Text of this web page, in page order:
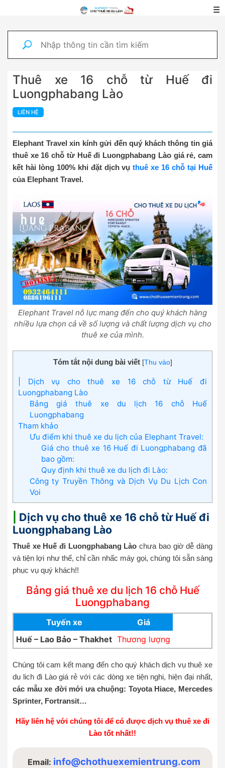
☰
Thuê xe 16 chỗ từ Huế đi
Luongphabang Lào
LIÊN HỆ
Elephant Travel xin kính gửi đến quý khách thông tin giá
thuê xe 16 chỗ từ Huế đi Luongphabang Lào giá rẻ, cam
kết hài lòng 100% khi đặt dịch vụthuê xe 16 chỗ tại Huế
của Elephant Travel.
Elephant Travel nỗ lực mang đến cho quý khách hàng
nhiều lựa chọn cả về số lượng và chất lượng dịch vụ cho
thuê xe của mình.
Tóm tắt nội dung bài viết [Thu vào]
| Dịch vụ cho thuê xe 16 chỗ từ Huế đi
Luongphabang Lào
Bảng giá thuê xe du lịch 16 chỗ Huế
Luongphabang
Tham khảo
Ưu điểm khi thuê xe du lịch của Elephant Travel:
Giá cho thuê xe 16 Huế đi Luongphabang đã
bao gồm:
Quy định khi thuê xe du lịch đi Lào:
Công ty Truyền Thông và Dịch Vụ Du Lịch Con
Voi
Dịch vụ cho thuê xe 16 chỗ từ Huế đi
Luongphabang Lào
Thuê xe Huế đi Luongphabang Lào chưa bao giờ dễ dàng
và tiện lợi như thế, chỉ cần nhấc máy gọi, chúng tôi sẵn sàng
phục vụ quý khách!!
Bảng giá thuê xe du lịch 16 chỗ Huế
Luongphabang
Tuyến xe
Giá
Huế – Lao Bảo – Thakhet Thương lượng
Chúng tôi cam kết mang đến cho quý khách dịch vụ thuê xe
du lich đi Lào giá rẻ với các dòng xe tiện nghi, hiện đại nhất,
các mẫu xe đời mới ưa chuộng: Toyota Hiace, Mercedes
Sprinter, Fortransit…
Hãy liên hệ với chúng tôi để có được dịch vụ thuê xe đi
Lào tốt nhất!!
Email: info@chothuexemientrung.com